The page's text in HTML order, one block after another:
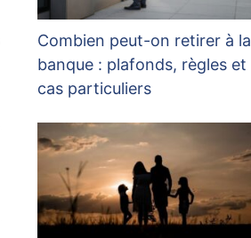
Combien peut-on retirer à la
banque : plafonds, règles et
cas particuliers